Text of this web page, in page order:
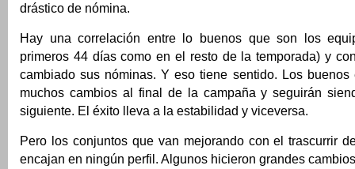
drástico de nómina.
Hay una correlación entre lo buenos que son los
primeros 44 días como en el resto de la temporada) y
cambiado sus nóminas. Y eso tiene sentido. Los buenos
muchos cambios al final de la campaña y seguirán
siguiente. El éxito lleva a la estabilidad y viceversa.
Pero los conjuntos que van mejorando con el trascurrir
encajan en ningún perfil. Algunos hicieron grandes